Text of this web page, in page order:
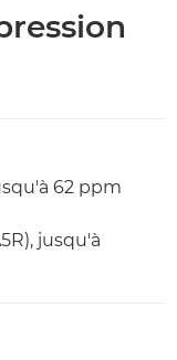
62 ppm
jusqu'à